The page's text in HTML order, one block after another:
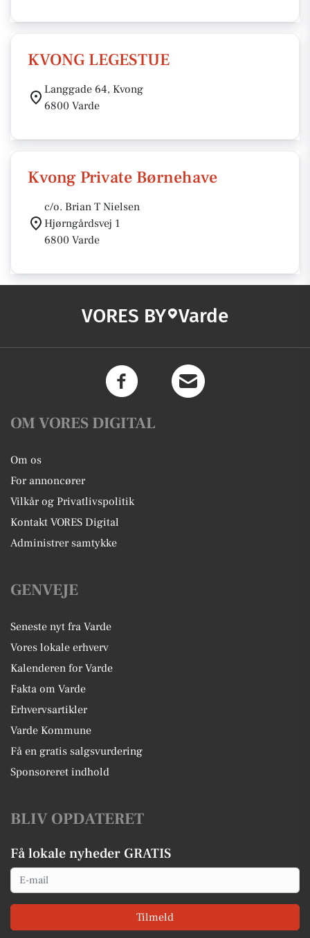
KVONG LEGESTUE
Langgade 64, Kvong
6800 Varde
Kvong Private Børnehave
c/o. Brian T Nielsen
Hjørngårdsvej 1
6800 Varde
VORES BY Varde
OM VORES DIGITAL
Om os
For annoncører
Vilkår og Privatlivspolitik
Kontakt VORES Digital
Administrer samtykke
GENVEJE
Seneste nyt fra Varde
Vores lokale erhverv
Kalenderen for Varde
Fakta om Varde
Erhvervsartikler
Varde Kommune
Få en gratis salgsvurdering
Sponsoreret indhold
BLIV OPDATERET
Få lokale nyheder GRATIS
Email
Tilmeld